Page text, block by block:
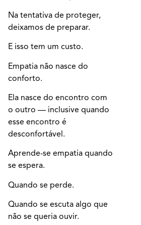
Na tentativa de proteger,
deixamos de preparar.
E isso tem um custo.
Empatia não nasce do
conforto.
Ela nasce do encontro com
o outro — inclusive quando
esse encontro é
desconfortável.
Aprende-se empatia quando
se espera.
Quando se perde.
Quando se escuta algo que
não se queria ouvir.